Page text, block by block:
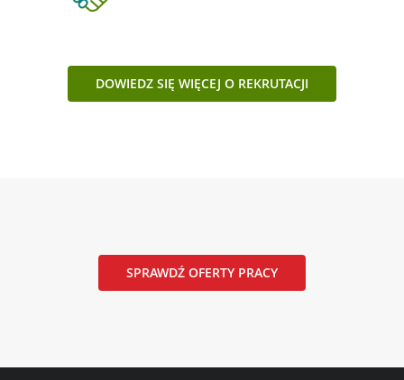
DOWIEDZ SIĘ WIĘCEJ O REKRUTACJI
SPRAWDŹ OFERTY PRACY